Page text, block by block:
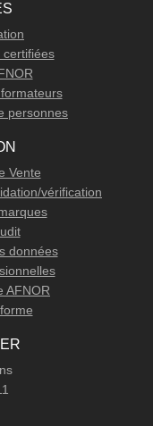
personnes
Vente
vérification
données
AFNOR